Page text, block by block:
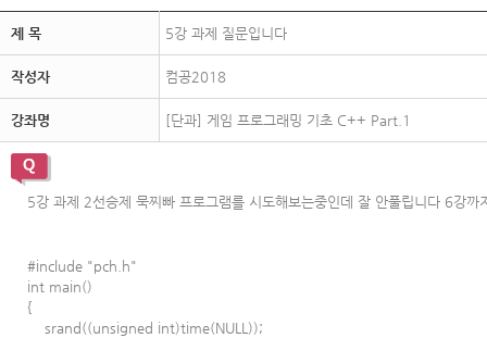
제 목 5강 과제 질문입니다
작성자 컴공2018
강좌명 [단과] 게임 프로그래밍 기초 C++ Part.1
5강 과제 2선승제 묵찌빠 프로그램를 시도해보는중인데 잘 안풀립니다 6강
#include "pch.h"
int main()
{
srand((unsigned int)time(NULL));